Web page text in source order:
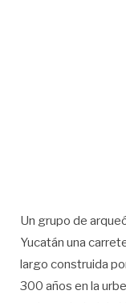
Un grupo de
Yucatán una
largo construida
300 años en la